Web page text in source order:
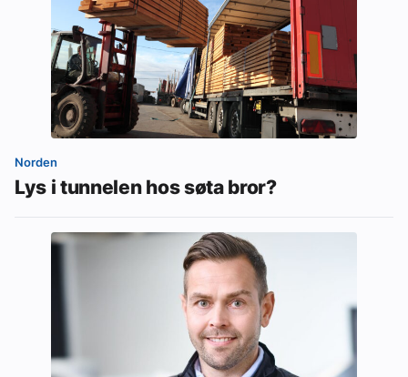
Norden
Lys i tunnelen hos søta bror?